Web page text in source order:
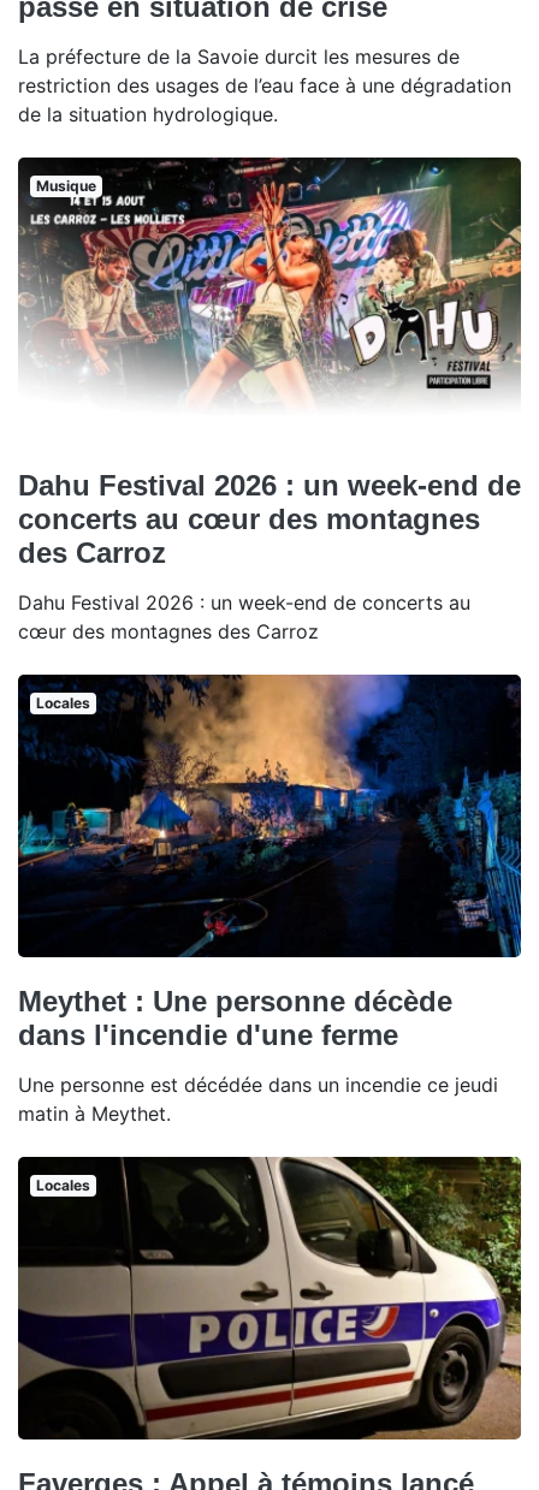
passe en situation de crise
La préfecture de la Savoie durcit les mesures de
restriction des usages de l’eau face à une dégradation
de la situation hydrologique.
Musique
Dahu Festival 2026 : un week-end de
concerts au cœur des montagnes
des Carroz
Dahu Festival 2026 : un week-end de concerts au
cœur des montagnes des Carroz
Locales
Meythet : Une personne décède
dans l'incendie d'une ferme
Une personne est décédée dans un incendie ce jeudi
matin à Meythet.
Locales
Faverges : Appel à témoins lancé